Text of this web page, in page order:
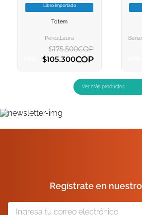
VER INFORMACION
Libro Importado
Totem
Perez,laura
$175.500COP
$105.300COP
AGREGAR AL CARRITO
Regístrate en